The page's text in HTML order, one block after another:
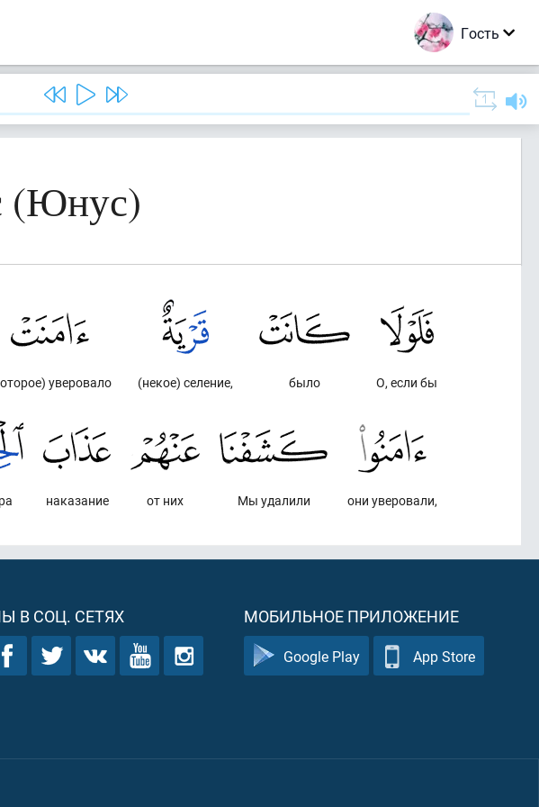
Гость
(Юнус)
О, если бы
было
(некое) селение,
уверовало
они уверовали,
Мы удалили
от них
наказание
В СОЦ. СЕТЯХ МОБИЛЬНОЕ ПРИЛОЖЕНИЕ
Google Play App Store